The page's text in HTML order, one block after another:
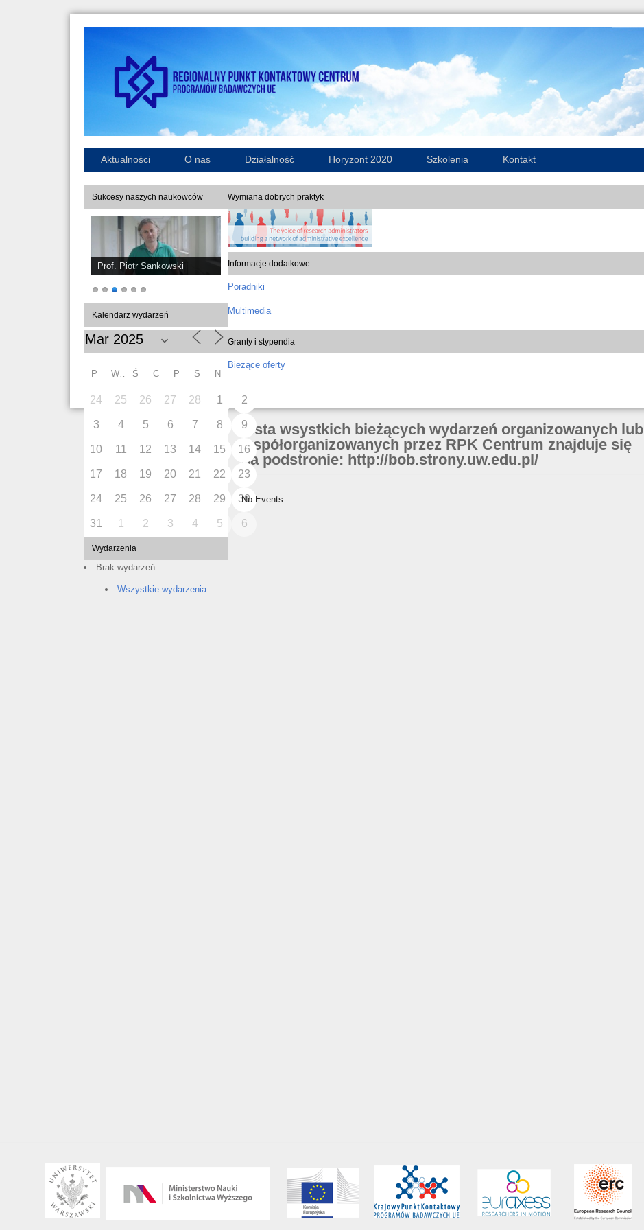
Aktualności O nas Działalność Horyzont 2020 Szkolenia Kontakt
Sukcesy naszych naukowców
Prof. Piotr Sankowski
Kalendarz wydarzeń
P Ś C P S N
24 25 26 27 28 1 2
3 4 5 6 7 8 9
10 11 12 13 14 15 16
17 18 19 20 21 22 23
24 25 26 27 28 29 30
31 1 2 3 4 5 6
Wydarzenia
Brak wydarzeń
Wszystkie wydarzenia
Wymiana dobrych praktyk
Informacje dodatkowe
Poradniki
Multimedia
Granty i stypendia
Bieżące oferty
Lista wsystkich bieżących wydarzeń organizowanych lub
współorganizowanych przez RPK Centrum znajduje się
na podstronie: http://bob.strony.uw.edu.pl/
No Events